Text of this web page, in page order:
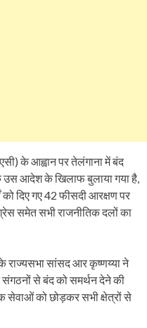
के आह्वान पर तेलंगाना में बंद
उस आदेश के खिलाफ बुलाया गया है,
को दिए गए 42 फीसदी आरक्षण पर
समेत सभी राजनीतिक दलों का
राज्यसभा सांसद आर कृष्णय्या ने
से बंद को समर्थन देने की
को छोड़कर सभी क्षेत्रों से